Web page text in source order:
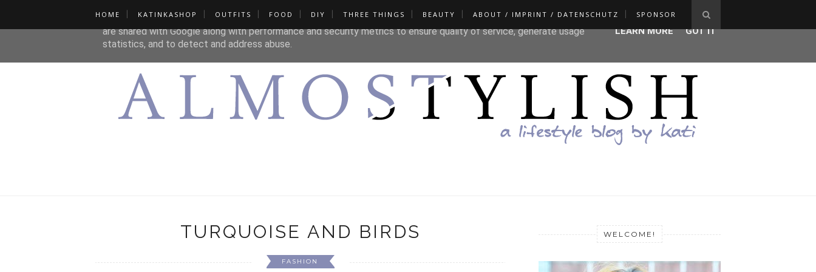
HOME KATINKASHOP OUTFITS FOOD DIY THREE THINGS BEAUTY ABOUT / IMPRINT / DATENSCHUTZ SPONSOR
TURQUOISE AND BIRDS
FASHION
WELCOME!
This site uses cookies from Google to deliver its services and to analyze traffic. Your IP address and user-agent
are shared with Google along with performance and security metrics to ensure quality of service, generate usage
statistics, and to detect and address abuse.
LEARN MORE GOT IT